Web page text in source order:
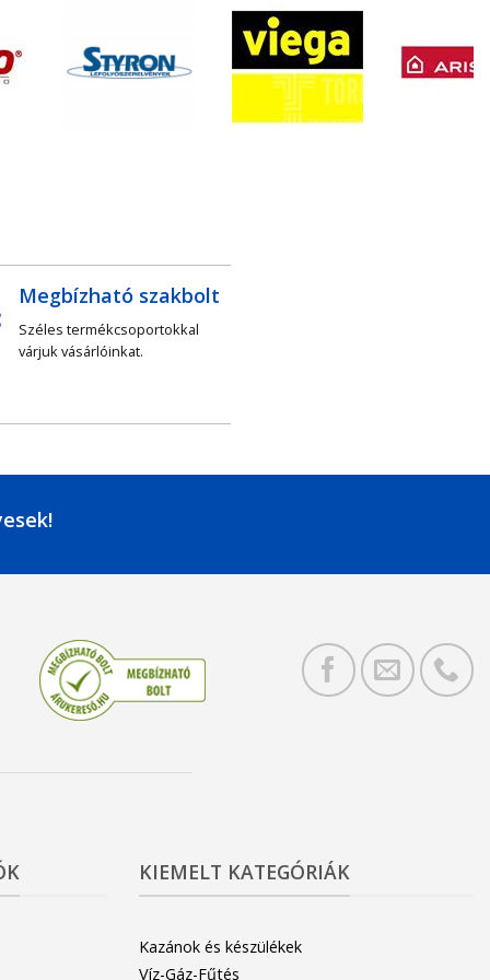
Megbízható szakbolt
Széles termékcsoportokkal
várjuk vásárlóinkat.
KIEMELT KATEGÓRIÁK
Kazánok és készülékek
Víz-Gáz-Fűtés